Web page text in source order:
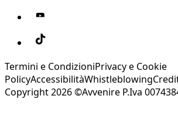
Termini e CondizioniPrivacy e Cookie
PolicyAccessibilitàWhistleblowing
Copyright 2026 ©Avvenire P.Iva